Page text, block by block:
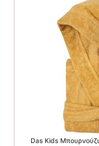
Das Kids